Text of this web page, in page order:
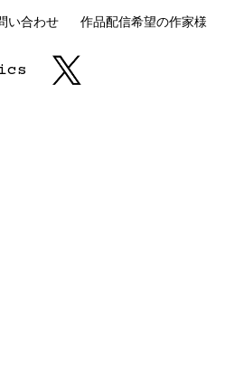
い合わせ 作品配信希望の作家様